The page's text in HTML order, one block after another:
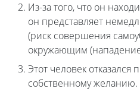
Из-за того, что он
он представляет
(риск совершения
окружающим
Этот человек
собственному желанию.